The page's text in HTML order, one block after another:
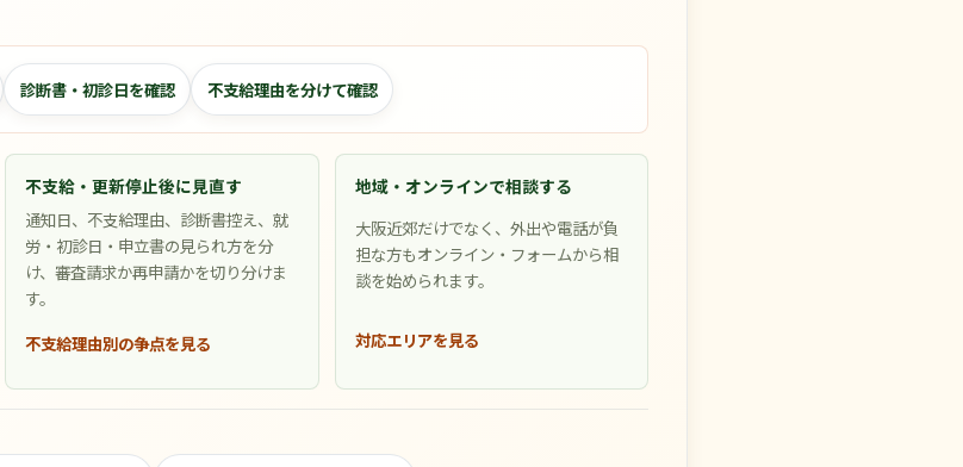
診断書・初診日を確認 不支給理由を分けて確認
不支給・更新停止後に見直す
通知日、不支給理由、診断書控え、就
労・初診日・申立書の見られ方を分
け、審査請求か再申請かを切り分けま
す。
不支給理由別の争点を見る
地域・オンラインで相談する
大阪近郊だけでなく、外出や電話が負
担な方もオンライン・フォームから相
談を始められます。
対応エリアを見る